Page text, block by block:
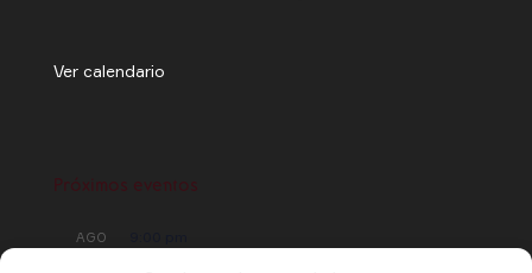
Ver calendario
Próximos eventos
AGO